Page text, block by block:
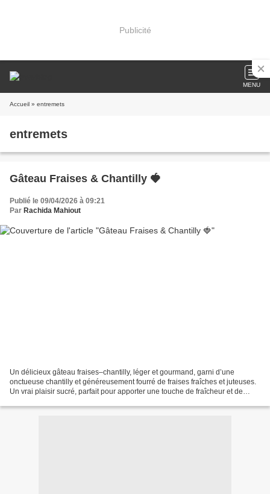
Publicité
MENU
Accueil » entremets
entremets
Gâteau Fraises & Chantilly 🍓
Publié le 09/04/2026 à 09:21
Par Rachida Mahiout
Un délicieux gâteau fraises–chantilly, léger et gourmand, garni d’une
onctueuse chantilly et généreusement fourré de fraises fraîches et juteuses.
Un vrai plaisir sucré, parfait pour apporter une touche de fraîcheur et de